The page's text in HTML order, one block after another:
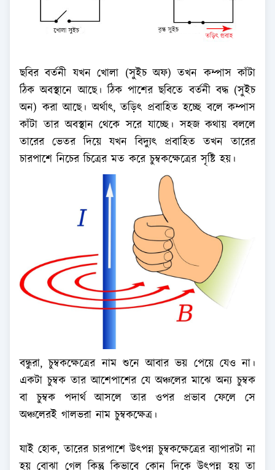
ছবির বর্তনী যখন খোলা (সুইচ অফ) তখন কম্পাস কাঁটা
ঠিক অবস্থানে আছে। ঠিক পাশের ছবিতে বর্তনী বদ্ধ (সুইচ
অন) করা আছে। অর্থাৎ, তড়িৎ প্রবাহিত হচ্ছে বলে কম্পাস
কাঁটা তার অবস্থান থেকে সরে যাচ্ছে। সহজ কথায় বললে
তারের ভেতর দিয়ে যখন বিদ্যুৎ প্রবাহিত তখন তারের
চারপাশে নিচের চিত্রের মত করে চুম্বকক্ষেত্রের সৃষ্টি হয়।
বন্ধুরা, চুম্বকক্ষেত্রের নাম শুনে আবার ভয় পেয়ে যেও না।
একটা চুম্বক তার আশেপাশের যে অঞ্চলের মাঝে অন্য চুম্বক
বা চুম্বক পদার্থ আসলে তার ওপর প্রভাব ফেলে সে
অঞ্চলেরই গালভরা নাম চুম্বকক্ষেত্র।
যাই হোক, তারের চারপাশে উৎপন্ন চুম্বকক্ষেত্রের ব্যাপারটা না
হয় বোঝা গেল কিন্তু কিভাবে কোন দিকে উৎপন্ন হয় তা